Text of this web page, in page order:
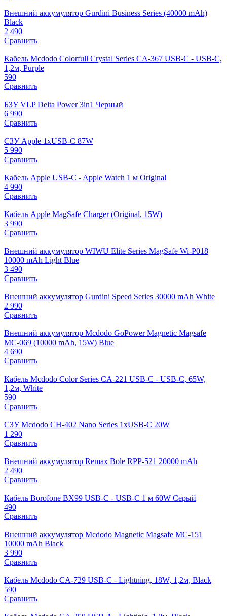
Внешний аккумулятор Gurdini Business Series (40000 mAh)
Black
2 490
Сравнить
Кабель Mcdodo Colorfull Crystal Series CA-367 USB-C - USB-C,
1,2м, Purple
590
Сравнить
БЗУ VLP Delta Power 3in1 Черный
6 990
Сравнить
СЗУ Apple 1xUSB-C 87W
5 990
Сравнить
Кабель Apple USB-C - Apple Watch 1 м Original
4 990
Сравнить
Кабель Apple MagSafe Charger (Original, 15W)
3 990
Сравнить
Внешний аккумулятор WIWU Elite Series MagSafe Wi-P018
10000 mAh Light Blue
3 490
Сравнить
Внешний аккумулятор Gurdini Speed Series 30000 mAh White
2 990
Сравнить
Внешний аккумулятор Mcdodo GoPower Magnetic Magsafe
MC-069 (10000 mAh, 15W) Blue
4 690
Сравнить
Кабель Mcdodo Color Series CA-221 USB-C - USB-C, 65W,
1,2м, White
590
Сравнить
СЗУ Mcdodo CH-402 Nano Series 1xUSB-C 20W
1 290
Сравнить
Внешний аккумулятор Remax Bole RPP-521 20000 mAh
2 490
Сравнить
Кабель Borofone BX99 USB-C - USB-C 1 м 60W Серый
490
Сравнить
Внешний аккумулятор Mcdodo Magnetic Magsafe MC-151
10000 mAh Black
3 990
Сравнить
Кабель Mcdodo CA-729 USB-C - Lightning, 18W, 1,2м, Black
590
Сравнить